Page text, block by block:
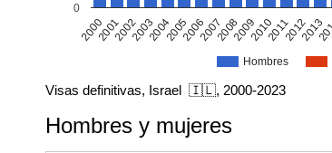
Hombres
20002001200220032004200520062007200820092010201120122013
0
Visas definitivas, Israel 🇮🇱, 2000-2023
Hombres y mujeres